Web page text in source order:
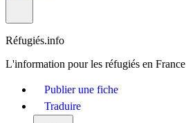
Réfugiés.info
L'information pour les réfugiés en France
Publier une fiche
Traduire